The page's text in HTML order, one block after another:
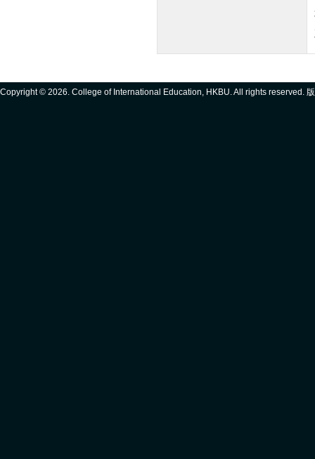
Copyright © 2026. College of International Education, HKBU. All rights reserved.